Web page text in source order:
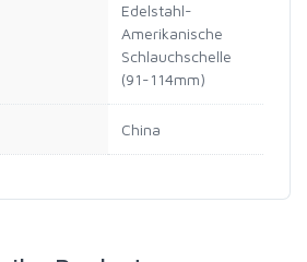
Edelstahl-
Amerikanische
Schlauchschelle
(91-114mm)
China